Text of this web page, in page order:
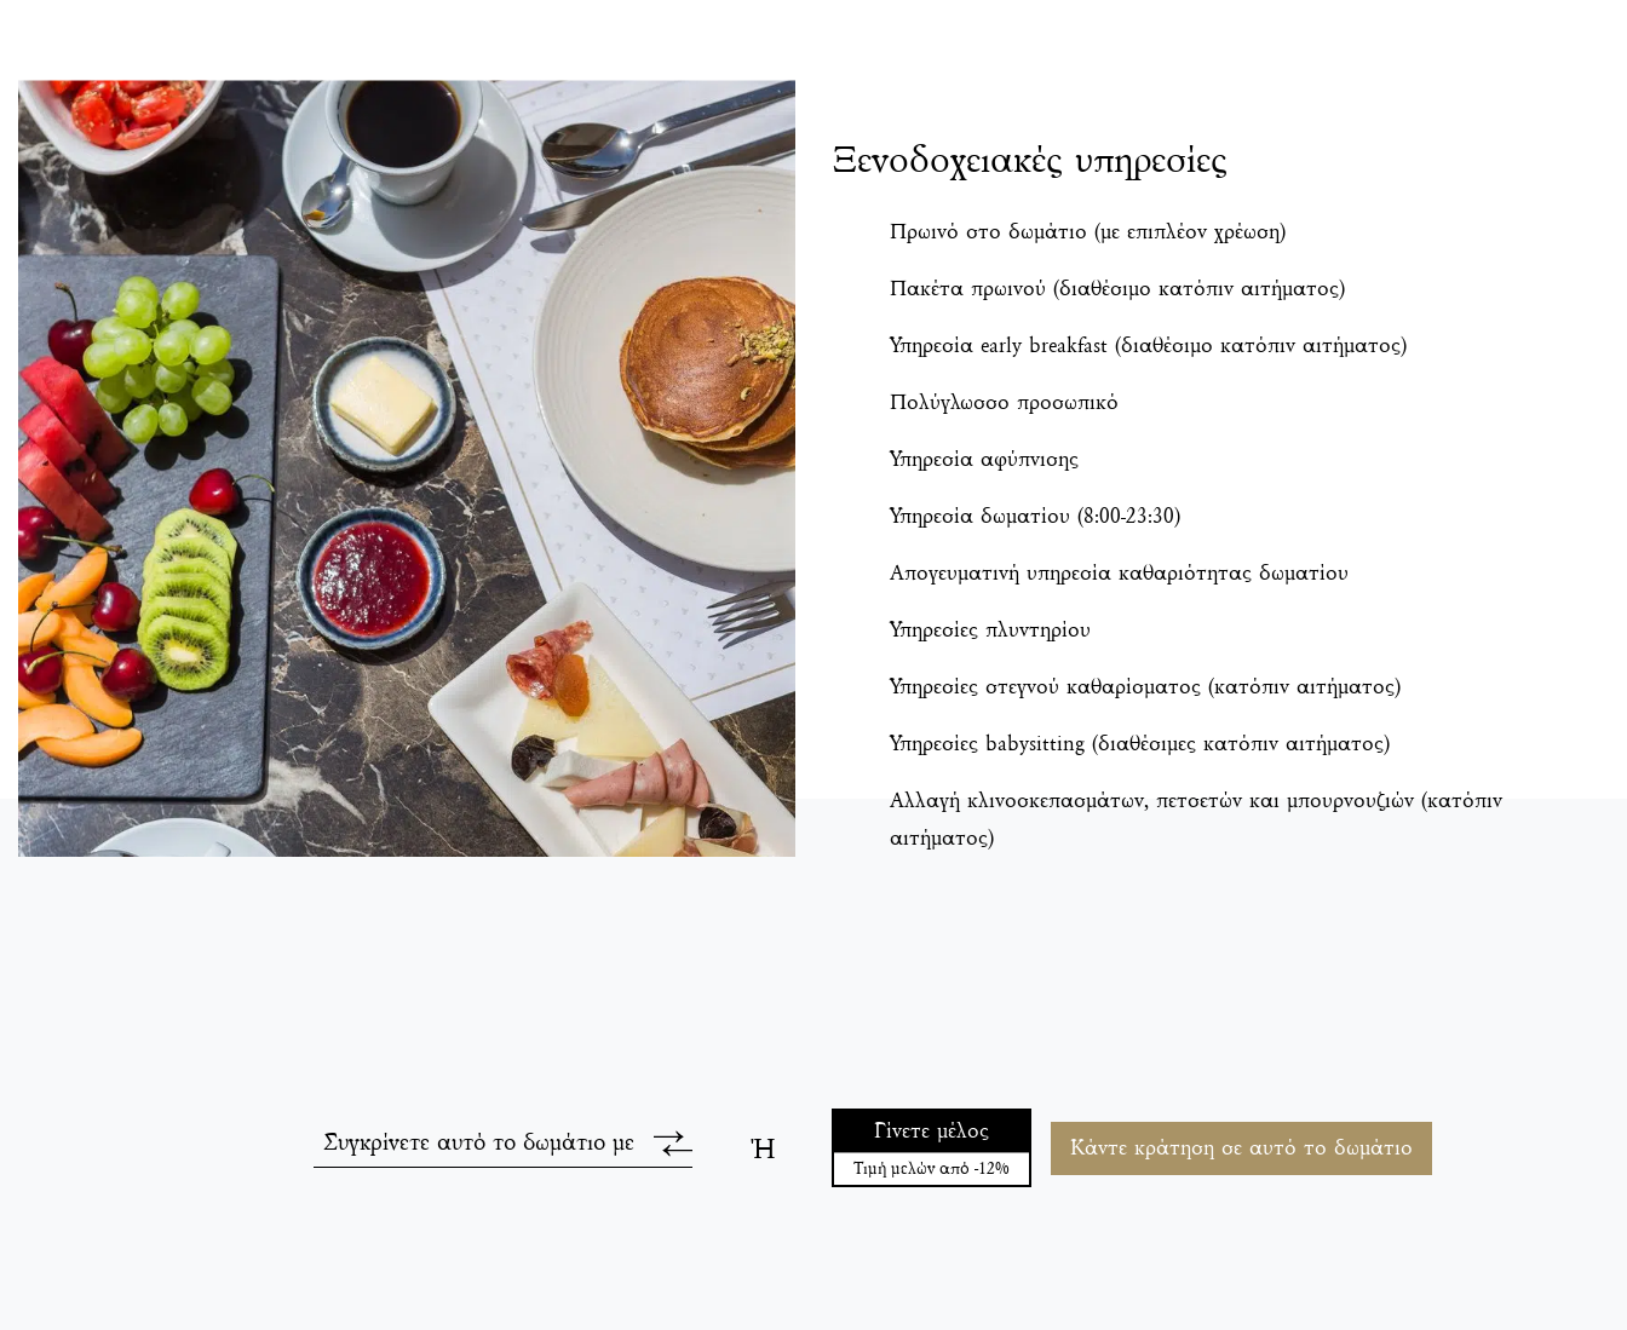
Ξενοδοχειακές υπηρεσίες
Πρωινό στο δωμάτιο (με επιπλέον χρέωση)
Πακέτα πρωινού (διαθέσιμο κατόπιν αιτήματος)
Υπηρεσία early breakfast (διαθέσιμο κατόπιν αιτήματος)
Πολύγλωσσο προσωπικό
Υπηρεσία αφύπνισης
Υπηρεσία δωματίου (8:00-23:30)
Απογευματινή υπηρεσία καθαριότητας δωματίου
Υπηρεσίες πλυντηρίου
Υπηρεσίες στεγνού καθαρίσματος (κατόπιν αιτήματος)
Υπηρεσίες babysitting (διαθέσιμες κατόπιν αιτήματος)
Αλλαγή κλινοσκεπασμάτων, πετσετών και μπουρνουζιών (κατόπιν
αιτήματος)
Γίνετε μέλος
Τιμή μελών από -12%
Κάντε κράτηση σε αυτό το δωμάτιο
Συγκρίνετε αυτό το δωμάτιο με Ή